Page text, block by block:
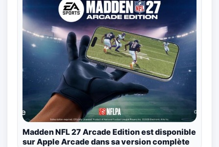
Madden NFL 27 Arcade Edition est disponible
sur Apple Arcade dans sa version complète